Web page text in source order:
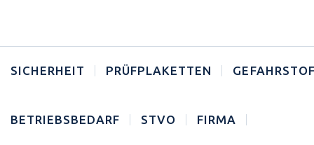
SICHERHEIT PRÜFPLAKETTEN
BETRIEBSBEDARF STVO FIRMA